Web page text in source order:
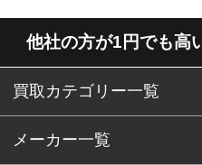
他社の方が1円でも高
買取カテゴリー一覧
メーカー一覧